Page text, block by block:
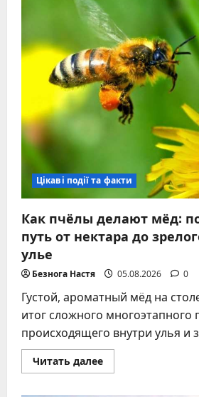
известь
и
скрытые
компоненты
Цікаві події та факти
Как пчёлы делают мёд:
путь от нектара до
улье
Безнога Настя 05.08.2026 0
Густой, ароматный мёд на
итог сложного многоэтапного
происходящего внутри улья и
Читать далееПрочитать
больше